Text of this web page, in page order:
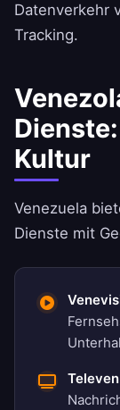
Datenverkehr
Tracking.
Kultur
Venezuela
Dienste mit
Televen